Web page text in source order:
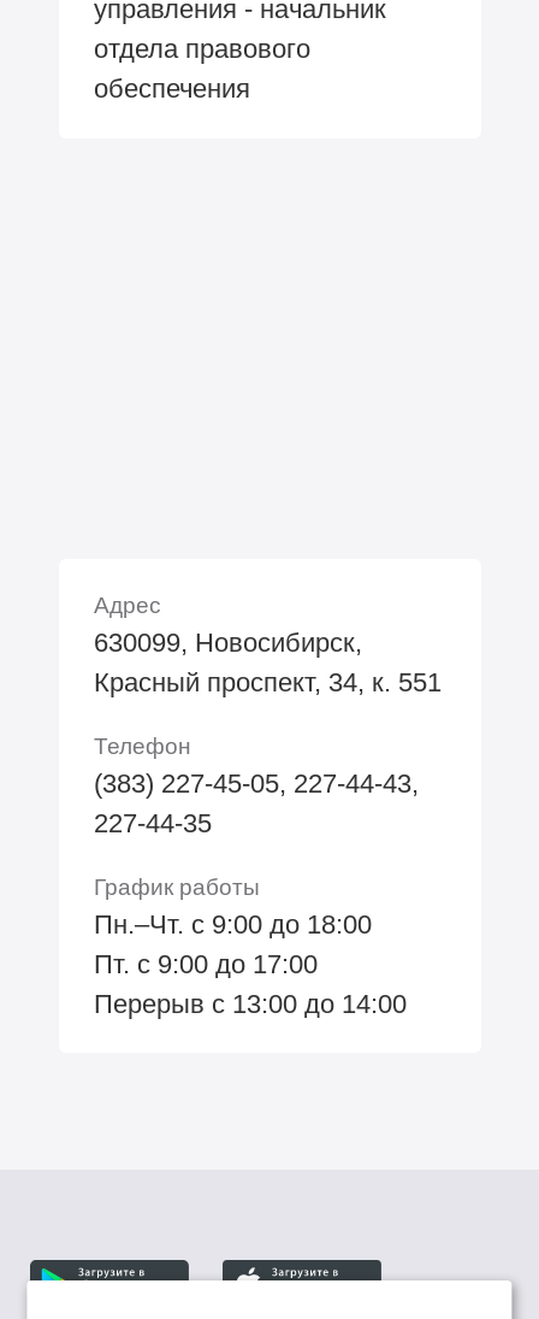
управления - начальник
отдела правового
обеспечения
Адрес
630099, Новосибирск,
Красный проспект, 34, к. 551
Телефон
(383) 227-45-05, 227-44-43,
227-44-35
График работы
Пн.–Чт. с 9:00 до 18:00
Пт. с 9:00 до 17:00
Перерыв с 13:00 до 14:00